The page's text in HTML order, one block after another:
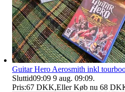
Guitar Hero Aerosmith inkl
Sluttid09:09 9 aug. 09:09.
Pris:67 DKK,Eller Køb nu 68